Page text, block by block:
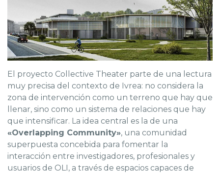
El proyecto Collective Theater parte de una lectura
muy precisa del contexto de Ivrea: no considera la
zona de intervención como un terreno que hay que
llenar, sino como un sistema de relaciones que hay
que intensificar. La idea central es la de una
«Overlapping Community», una comunidad
superpuesta concebida para fomentar la
interacción entre investigadores, profesionales y
usuarios de OLI, a través de espacios capaces de